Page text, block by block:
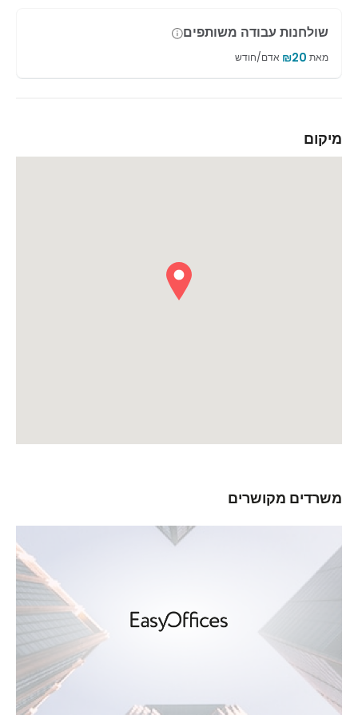
שולחנות עבודה משותפים
מאת ₪20 אדם/חודש
מיקום
משרדים מקושרים